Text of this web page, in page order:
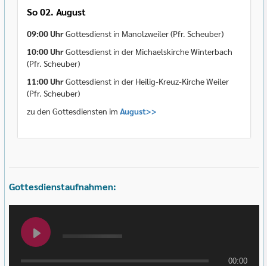
So 02. August
09:00 UhrGottesdienst in Manolzweiler (Pfr. Scheuber)
10:00 UhrGottesdienst in der Michaelskirche Winterbach
(Pfr. Scheuber)
11:00 UhrGottesdienst in der Heilig-Kreuz-Kirche Weiler
(Pfr. Scheuber)
zu den Gottesdiensten im August>>
Gottesdienstaufnahmen:
00:00